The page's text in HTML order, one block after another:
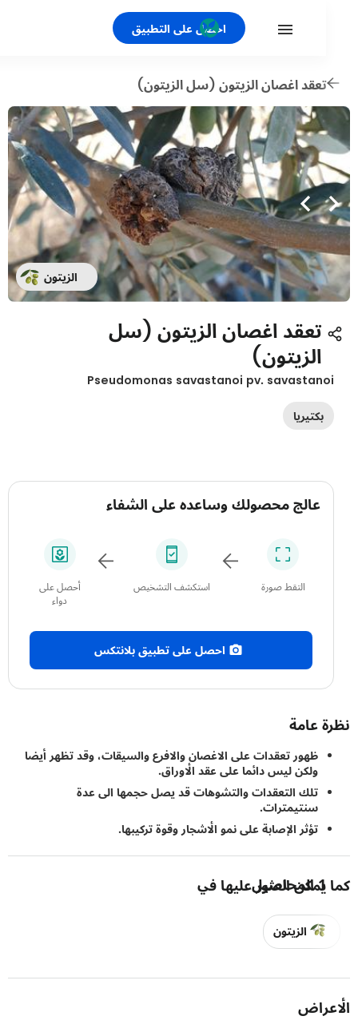
احصل على التطبيق
تعقد اغصان الزيتون (سل الزيتون)
الزيتون
تعقد اغصان الزيتون (سل
الزيتون)
Pseudomonas savastanoi pv.
عالج محصولك وساعده على الشفاء
التقط صورة استكشف التشخيص
أحصل على
احصل على تطبيق بلانتكس
عامة
ظهور تعقدات على الاغصان والافرع والسيقات، وقد تظهر أيضا
ولكن ليس دائما على عقد الأوراق.
تلك التعقدات والتشوهات قد يصل حجمها الى عدة
سنتيمترات.
تؤثر الإصابة على نمو الأشجار وقوة تركيبها.
العثور عليها في 1 المحاصيل
الزيتون